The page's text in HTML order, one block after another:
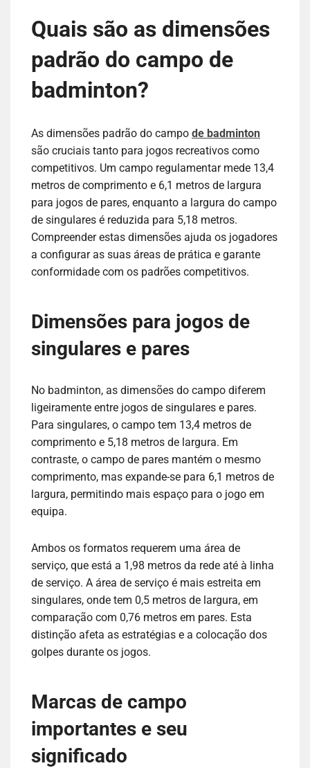
Quais são as dimensões
padrão do campo de
badminton?
As dimensões padrão do campo de badminton
são cruciais tanto para jogos recreativos como
competitivos. Um campo regulamentar mede 13,4
metros de comprimento e 6,1 metros de largura
para jogos de pares, enquanto a largura do campo
de singulares é reduzida para 5,18 metros.
Compreender estas dimensões ajuda os jogadores
a configurar as suas áreas de prática e garante
conformidade com os padrões competitivos.
Dimensões para jogos de
singulares e pares
No badminton, as dimensões do campo diferem
ligeiramente entre jogos de singulares e pares.
Para singulares, o campo tem 13,4 metros de
comprimento e 5,18 metros de largura. Em
contraste, o campo de pares mantém o mesmo
comprimento, mas expande-se para 6,1 metros de
largura, permitindo mais espaço para o jogo em
equipa.
Ambos os formatos requerem uma área de
serviço, que está a 1,98 metros da rede até à linha
de serviço. A área de serviço é mais estreita em
singulares, onde tem 0,5 metros de largura, em
comparação com 0,76 metros em pares. Esta
distinção afeta as estratégias e a colocação dos
golpes durante os jogos.
Marcas de campo
importantes e seu
significado